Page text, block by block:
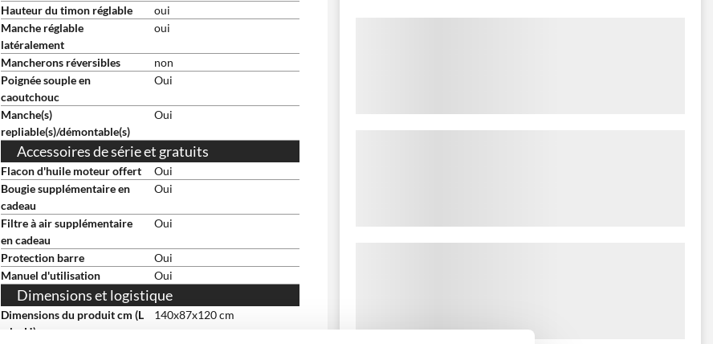
Hauteur du timon réglable
oui
Manche réglable
latéralement
oui
Mancherons réversibles
non
Poignée souple en
caoutchouc
Oui
Manche(s)
repliable(s)/démontable(s)
Oui
Accessoires de série et gratuits
Flacon d'huile moteur offert
Oui
Bougie supplémentaire en
cadeau
Oui
Filtre à air supplémentaire
en cadeau
Oui
Protection barre
Oui
Manuel d'utilisation
Oui
Dimensions et logistique
Dimensions du produit cm (L
x l x H)
140x87x120 cm